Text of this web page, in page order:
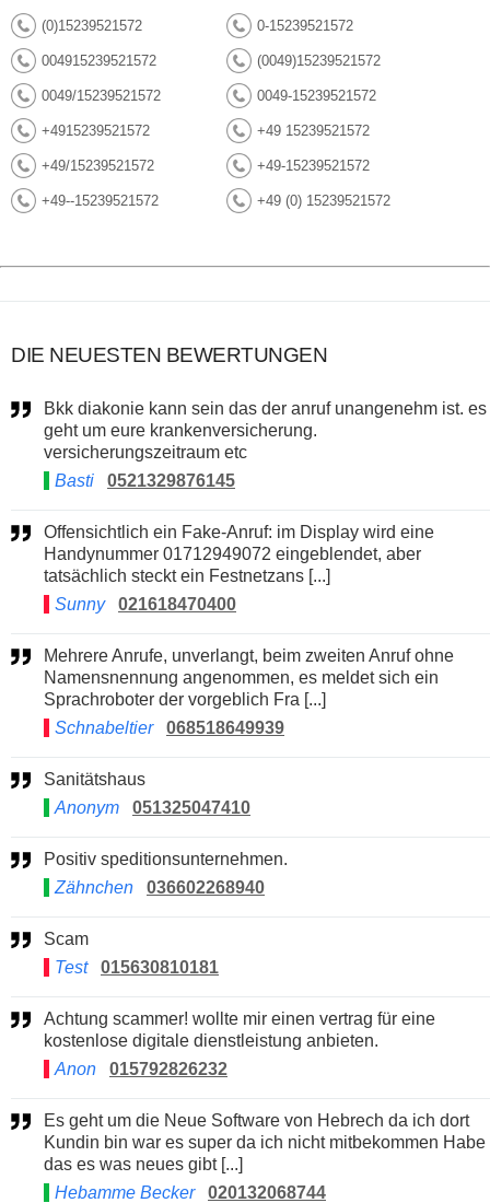
(0)15239521572 0-15239521572
004915239521572 (0049)15239521572
0049/15239521572 0049-15239521572
+4915239521572 +49 15239521572
+49/15239521572 +49-15239521572
+49--15239521572 +49 (0) 15239521572
DIE NEUESTEN BEWERTUNGEN
Bkk diakonie kann sein das der anruf unangenehm ist. es
geht um eure krankenversicherung.
versicherungszeitraum etc
Basti
0521329876145
Offensichtlich ein Fake-Anruf: im Display wird eine
Handynummer 01712949072 eingeblendet, aber
tatsächlich steckt ein Festnetzans [...]
Sunny
021618470400
Mehrere Anrufe, unverlangt, beim zweiten Anruf ohne
Namensnennung angenommen, es meldet sich ein
Sprachroboter der vorgeblich Fra [...]
Schnabeltier
068518649939
Sanitätshaus
Anonym
051325047410
Positiv speditionsunternehmen.
Zähnchen
036602268940
Scam
Test
015630810181
Achtung scammer! wollte mir einen vertrag für eine
kostenlose digitale dienstleistung anbieten.
Anon
015792826232
Es geht um die Neue Software von Hebrech da ich dort
Kundin bin war es super da ich nicht mitbekommen Habe
das es was neues gibt [...]
Hebamme Becker
020132068744